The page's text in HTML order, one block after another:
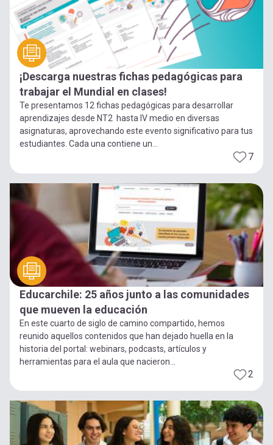
¡Descarga nuestras fichas pedagógicas para
trabajar el Mundial en clases!
Te presentamos 12 fichas pedagógicas para desarrollar
aprendizajes desde NT2 hasta IV medio en diversas
asignaturas, aprovechando este evento significativo para tus
estudiantes. Cada una contiene un...
7
Educarchile: 25 años junto a las comunidades
que mueven la educación
En este cuarto de siglo de camino compartido, hemos
reunido aquellos contenidos que han dejado huella en la
historia del portal: webinars, podcasts, artículos y
herramientas para el aula que nacieron...
2